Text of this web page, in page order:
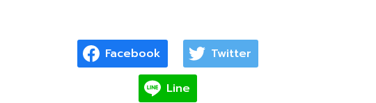
Facebook Twitter
Line